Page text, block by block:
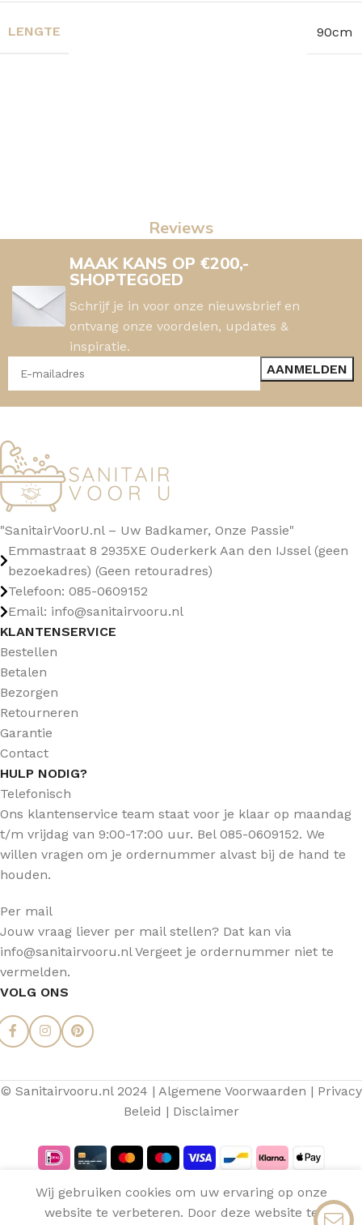
LENGTE 90cm
Reviews
MAAK KANS OP €200,-
SHOPTEGOED
Schrijf je in voor onze nieuwsbrief en
ontvang onze voordelen, updates &
inspiratie.
"SanitairVoorU.nl – Uw Badkamer, Onze Passie"
Emmastraat 8 2935XE Ouderkerk Aan den IJssel (geen
bezoekadres) (Geen retouradres)
Telefoon: 085-0609152
Email: info@sanitairvooru.nl
KLANTENSERVICE
Bestellen
Betalen
Bezorgen
Retourneren
Garantie
Contact
HULP NODIG?
Telefonisch
Ons klantenservice team staat voor je klaar op maandag
t/m vrijdag van 9:00-17:00 uur. Bel 085-0609152. We
willen vragen om je ordernummer alvast bij de hand te
houden.
Per mail
Jouw vraag liever per mail stellen? Dat kan via
info@sanitairvooru.nl Vergeet je ordernummer niet te
vermelden.
VOLG ONS
© Sanitairvooru.nl 2024 | Algemene Voorwaarden | Privacy
Beleid | Disclaimer
Wij gebruiken cookies om uw ervaring op onze
website te verbeteren. Door deze website te
Aquasense
Onderkast
Klaproos
€613,47
Op
0